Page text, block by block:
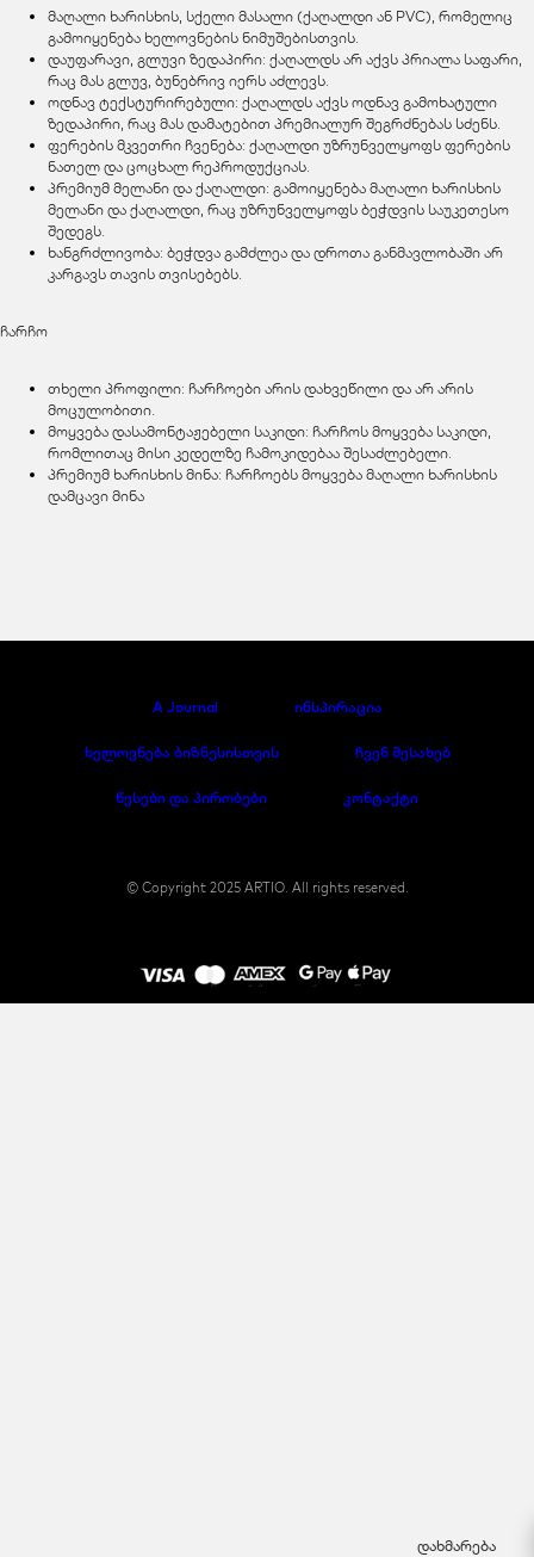
დახმარება
მაღალი ხარისხის, სქელი მასალი (ქაღალდი ან PVC), რომელიც
გამოიყენება ხელოვნების ნიმუშებისთვის.
დაუფარავი, გლუვი ზედაპირი: ქაღალდს არ აქვს პრიალა საფარი,
რაც მას გლუვ, ბუნებრივ იერს აძლევს.
ოდნავ ტექსტურირებული: ქაღალდს აქვს ოდნავ გამოხატული
ზედაპირი, რაც მას დამატებით პრემიალურ შეგრძნებას სძენს.
ფერების მკვეთრი ჩვენება: ქაღალდი უზრუნველყოფს ფერების
ნათელ და ცოცხალ რეპროდუქციას.
პრემიუმ მელანი და ქაღალდი: გამოიყენება მაღალი ხარისხის
მელანი და ქაღალდი, რაც უზრუნველყოფს ბეჭდვის საუკეთესო
შედეგს.
ხანგრძლივობა: ბეჭდვა გამძლეა და დროთა განმავლობაში არ
კარგავს თავის თვისებებს.
ჩარჩო
თხელი პროფილი: ჩარჩოები არის დახვეწილი და არ არის
მოცულობითი.
მოყვება დასამონტაჟებელი საკიდი: ჩარჩოს მოყვება საკიდი,
რომლითაც მისი კედელზე ჩამოკიდებაა შესაძლებელი.
პრემიუმ ხარისხის მინა: ჩარჩოებს მოყვება მაღალი ხარისხის
დამცავი მინა
A Journal ინსპირაცია
ხელოვნება ბიზნესისთვის ჩვენ შესახებ
წესები და პირობები კონტაქტი
© Copyright 2025 ARTIO. All rights reserved.